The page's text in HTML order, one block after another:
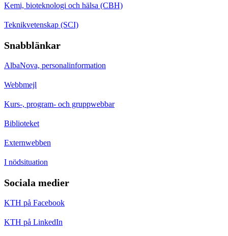
Kemi, bioteknologi och hälsa (CBH)
Teknikvetenskap (SCI)
Snabblänkar
AlbaNova, personalinformation
Webbmejl
Kurs-, program- och gruppwebbar
Biblioteket
Externwebben
I nödsituation
Sociala medier
KTH på Facebook
KTH på LinkedIn